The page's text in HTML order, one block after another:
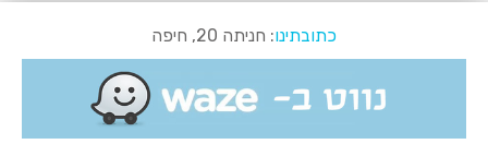
כתובתינו: חניתה 20, חיפה